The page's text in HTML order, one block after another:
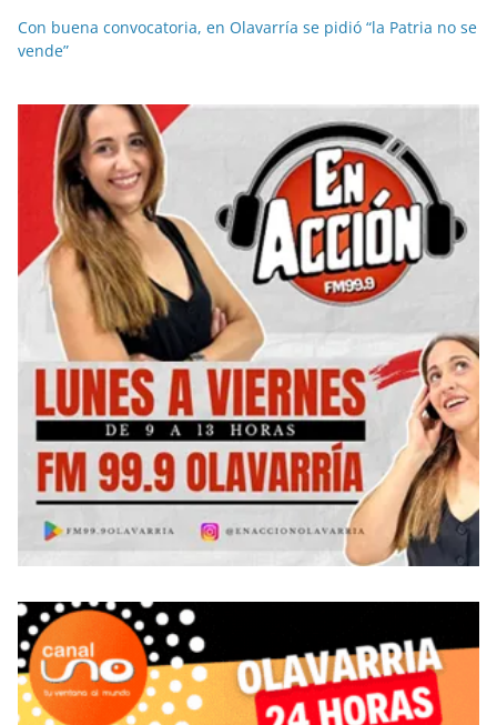
Con buena convocatoria, en Olavarría se pidió “la Patria no se
vende”